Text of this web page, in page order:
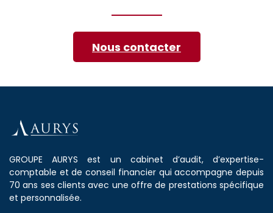
Nous contacter
GROUPE AURYS est un cabinet d’audit, d’expertise-
comptable et de conseil financier qui accompagne depuis
70 ans ses clients avec une offre de prestations spécifique
et personnalisée.